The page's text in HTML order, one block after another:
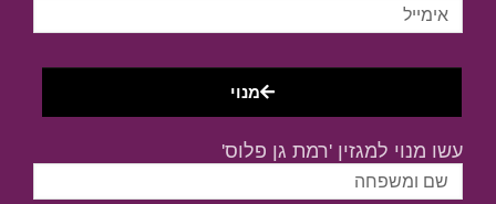
מנוי
עשו מנוי למגזין 'רמת גן פלוס'